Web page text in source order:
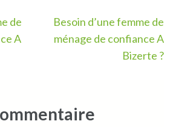
de
A
Besoin d’une femme de
ménage de confiance A
Bizerte ?